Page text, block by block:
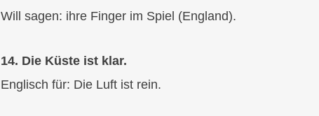
Will sagen: ihre Finger im Spiel (England).
14. Die Küste ist klar.
Englisch für: Die Luft ist rein.